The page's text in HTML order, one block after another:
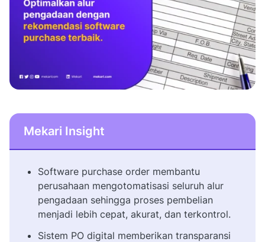
Mekari Insight
Software purchase order membantu
perusahaan mengotomatisasi seluruh alur
pengadaan sehingga proses pembelian
menjadi lebih cepat, akurat, dan terkontrol.
Sistem PO digital memberikan transparansi